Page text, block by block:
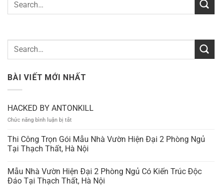
BÀI VIẾT MỚI NHẤT
HACKED BY ANTONKILL
Chức năng bình luận bị tắt
BY
ANTONKILL
Thi Công Trọn Gói Mẫu Nhà Vườn Hiện Đại 2 Phòng Ngủ
Tại Thạch Thất, Hà Nội
Mẫu Nhà Vườn Hiện Đại 2 Phòng Ngủ Có Kiến Trúc Độc
Đáo Tại Thạch Thất, Hà Nội